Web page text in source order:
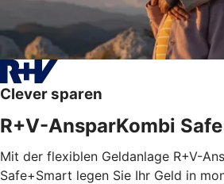
Clever sparen
R+V-AnsparKombi
Mit der flexiblen Geldanlage R+V-
Safe+Smart legen Sie Ihr Geld in